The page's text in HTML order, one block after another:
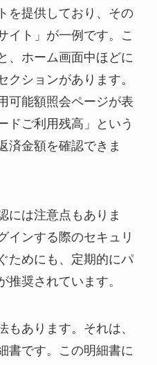
を提供しており、その
イト」が一例です。こ
、ホーム画面中ほどに
クションがあります。
可能額照会ページが表
ドご利用残高」という
済金額を確認できま
には注意点もありま
インする際のセキュリ
ためにも、定期的にパ
推奨されています。
もあります。それは、
書です。この明細書に